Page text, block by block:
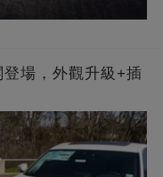
場，外觀升級+插